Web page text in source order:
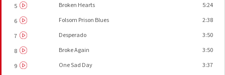
5
Broken Hearts
5:24
6
Folsom Prison Blues
2:38
7
Desperado
3:50
8
Broke Again
3:50
9
One Sad Day
3:37